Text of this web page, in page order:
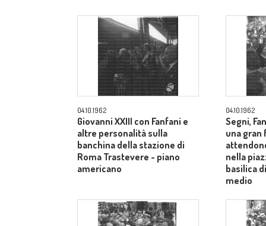
04.10.1962
Giovanni XXIII con Fanfani e
altre personalità sulla
banchina della stazione di
Roma Trastevere - piano
americano
04.10.1962
Segni,
una gran
nella
basilica
medio